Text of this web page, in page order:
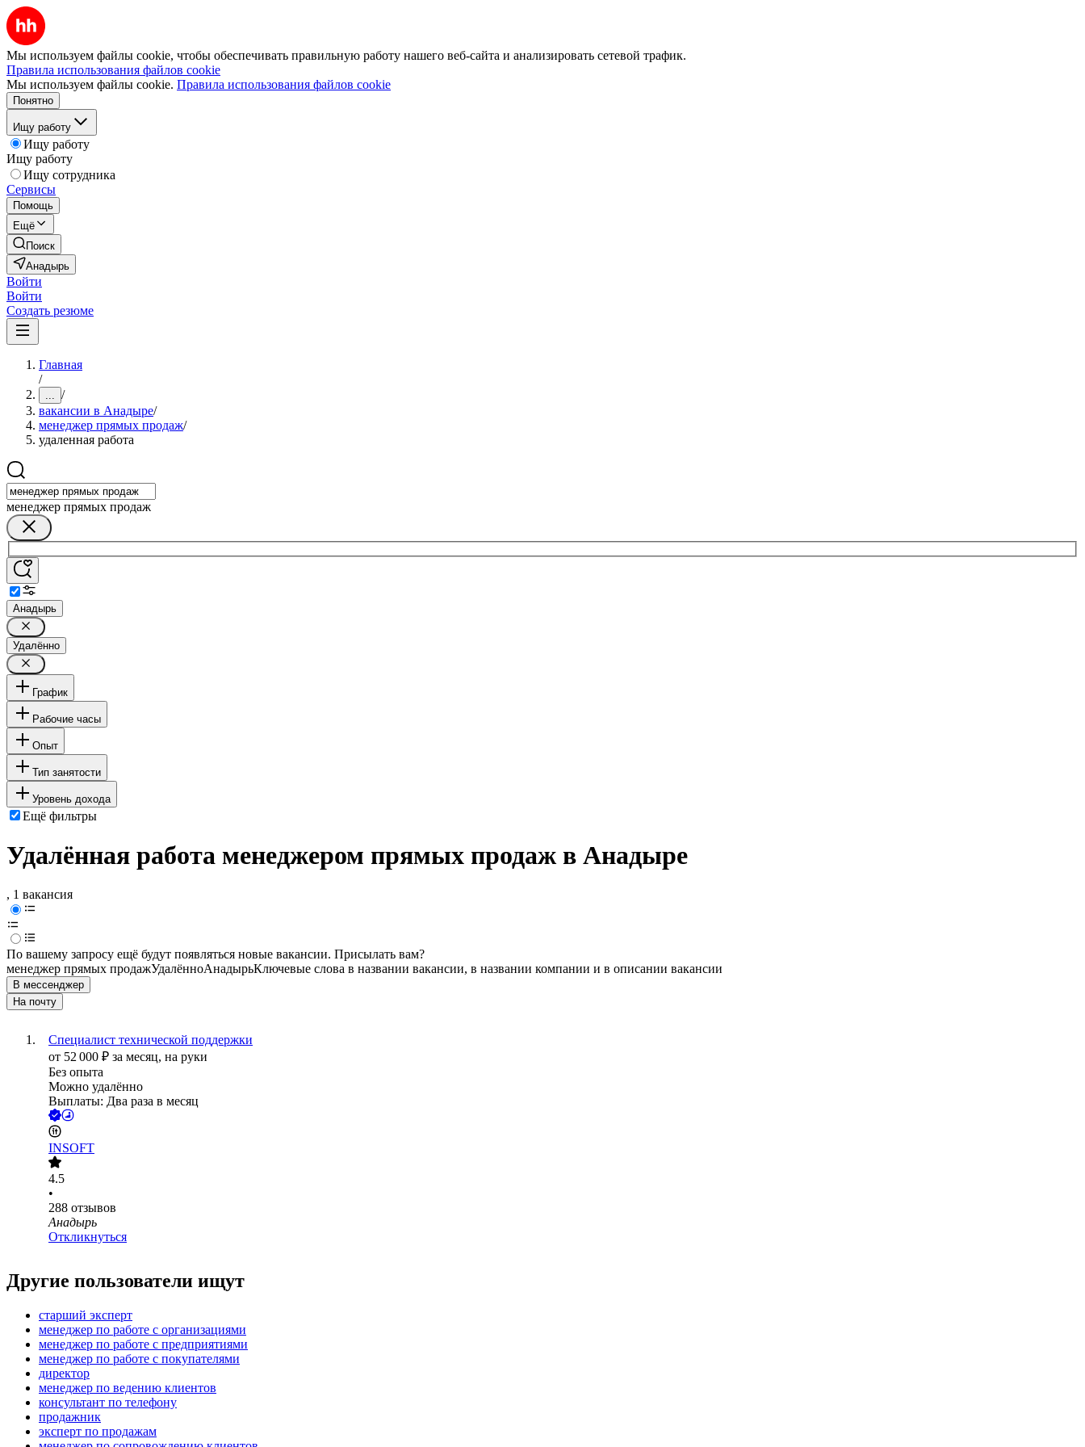
Мы используем файлы cookie, чтобы обеспечивать правильную работу нашего веб-сайта и анализировать сетевой трафик.
Правила использования файлов cookie
Мы используем файлы cookie. Правила использования файлов cookie
Понятно
Ищу работу
Ищу работу
Ищу работу
Ищу сотрудника
Сервисы
Помощь
Ещё
Поиск
Анадырь
Войти
Войти
Создать резюме
Главная
/
... /
вакансии в Анадыре/
менеджер прямых продаж/
удаленная работа
менеджер прямых продаж
Анадырь
Удалённо
График
Рабочие часы
Опыт
Тип занятости
Уровень дохода
Ещё фильтры
Удалённая работа менеджером прямых продаж в Анадыре
, 1 вакансия
По вашему запросу ещё будут появляться новые вакансии. Присылать вам?
менеджер прямых продажУдалённоАнадырьКлючевые слова в названии вакансии, в названии компании и в описании вакансии
В мессенджер
На почту
Специалист технической поддержки
от 52 000 ₽ за месяц, на руки
Без опыта
Можно удалённо
Выплаты: Два раза в месяц
INSOFT
4.5
•
288 отзывов
Анадырь
Откликнуться
Другие пользователи ищут
старший эксперт
менеджер по работе с организациями
менеджер по работе с предприятиями
менеджер по работе с покупателями
директор
менеджер по ведению клиентов
консультант по телефону
продажник
эксперт по продажам